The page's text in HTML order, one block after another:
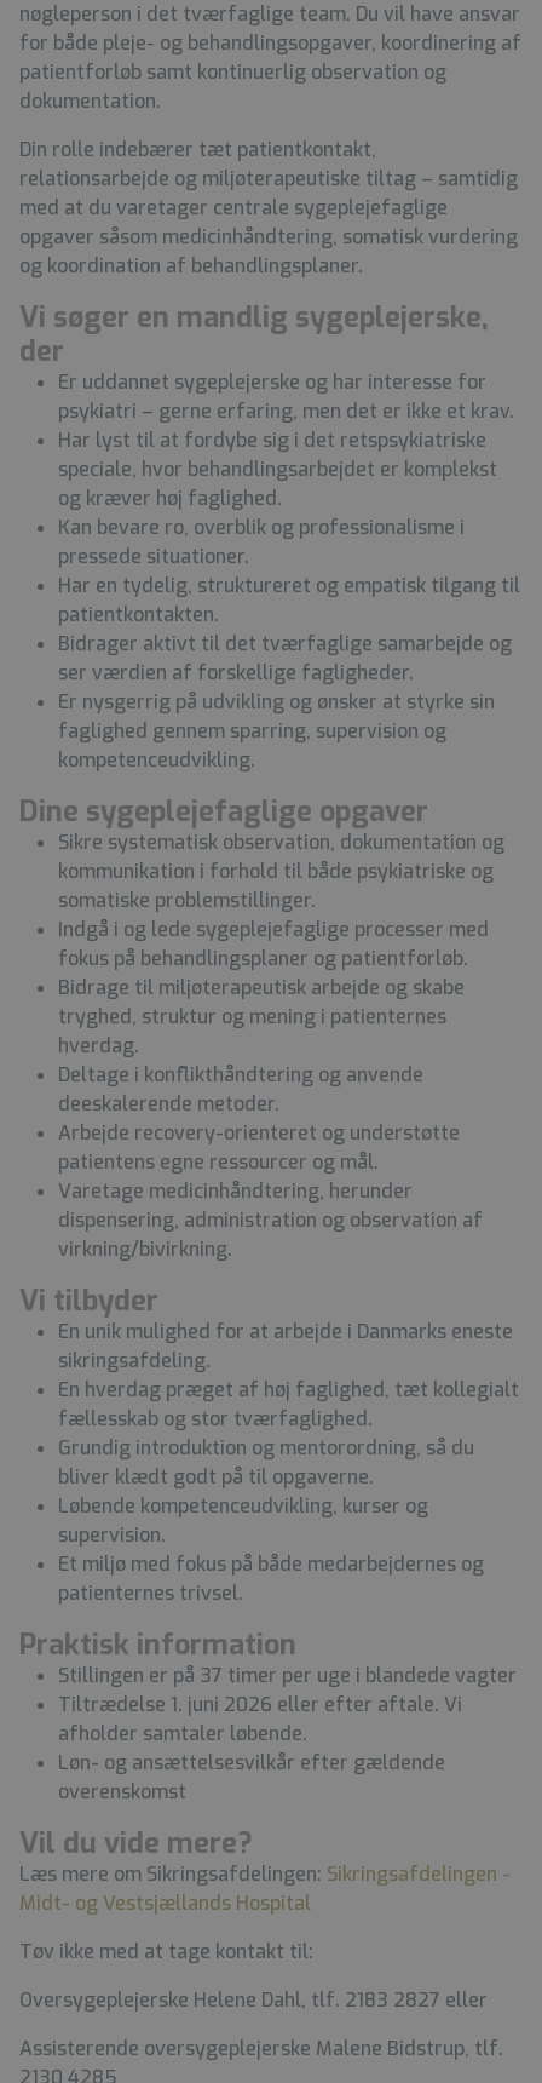
nøgleperson i det tværfaglige team. Du vil have ansvar
for både pleje- og behandlingsopgaver, koordinering af
patientforløb samt kontinuerlig observation og
dokumentation.
Din rolle indebærer tæt patientkontakt,
relationsarbejde og miljøterapeutiske tiltag – samtidig
med at du varetager centrale sygeplejefaglige
opgaver såsom medicinhåndtering, somatisk vurdering
og koordination af behandlingsplaner.
Vi søger en mandlig sygeplejerske,
der
Er uddannet sygeplejerske og har interesse for
psykiatri – gerne erfaring, men det er ikke et krav.
Har lyst til at fordybe sig i det retspsykiatriske
speciale, hvor behandlingsarbejdet er komplekst
og kræver høj faglighed.
Kan bevare ro, overblik og professionalisme i
pressede situationer.
Har en tydelig, struktureret og empatisk tilgang til
patientkontakten.
Bidrager aktivt til det tværfaglige samarbejde og
ser værdien af forskellige fagligheder.
Er nysgerrig på udvikling og ønsker at styrke sin
faglighed gennem sparring, supervision og
kompetenceudvikling.
Dine sygeplejefaglige opgaver
Sikre systematisk observation, dokumentation og
kommunikation i forhold til både psykiatriske og
somatiske problemstillinger.
Indgå i og lede sygeplejefaglige processer med
fokus på behandlingsplaner og patientforløb.
Bidrage til miljøterapeutisk arbejde og skabe
tryghed, struktur og mening i patienternes
hverdag.
Deltage i konflikthåndtering og anvende
deeskalerende metoder.
Arbejde recovery-orienteret og understøtte
patientens egne ressourcer og mål.
Varetage medicinhåndtering, herunder
dispensering, administration og observation af
virkning/bivirkning.
Vi tilbyder
En unik mulighed for at arbejde i Danmarks eneste
sikringsafdeling.
En hverdag præget af høj faglighed, tæt kollegialt
fællesskab og stor tværfaglighed.
Grundig introduktion og mentorordning, så du
bliver klædt godt på til opgaverne.
Løbende kompetenceudvikling, kurser og
supervision.
Et miljø med fokus på både medarbejdernes og
patienternes trivsel.
Praktisk information
Stillingen er på 37 timer per uge i blandede vagter
Tiltrædelse 1. juni 2026 eller efter aftale. Vi
afholder samtaler løbende.
Løn- og ansættelsesvilkår efter gældende
overenskomst
Vil du vide mere?
Læs mere om Sikringsafdelingen: Sikringsafdelingen -
Midt- og Vestsjællands Hospital
Tøv ikke med at tage kontakt til:
Oversygeplejerske Helene Dahl, tlf. 2183 2827 eller
Assisterende oversygeplejerske Malene Bidstrup, tlf.
2130 4285